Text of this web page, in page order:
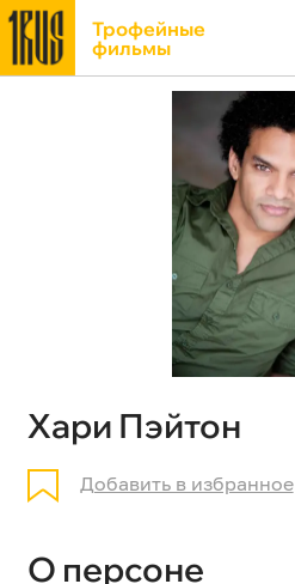
Трофейные
фильмы
Хари Пэйтон
Добавить в избранное
О персоне